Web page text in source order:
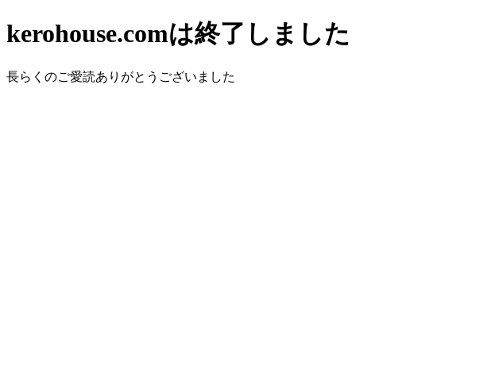
kerohouse.comは終了しました
長らくのご愛読ありがとうございました